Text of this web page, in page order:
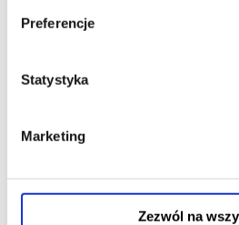
Preferencje
Statystyka
Marketing
Zezwól na
*******
wydarzenia, gwarantujemy
potwierdzony komunikatem